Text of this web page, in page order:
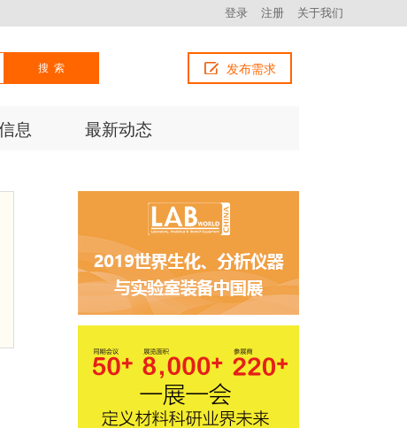
登录 注册 关于我们
搜索 发布需求
息 最新动态